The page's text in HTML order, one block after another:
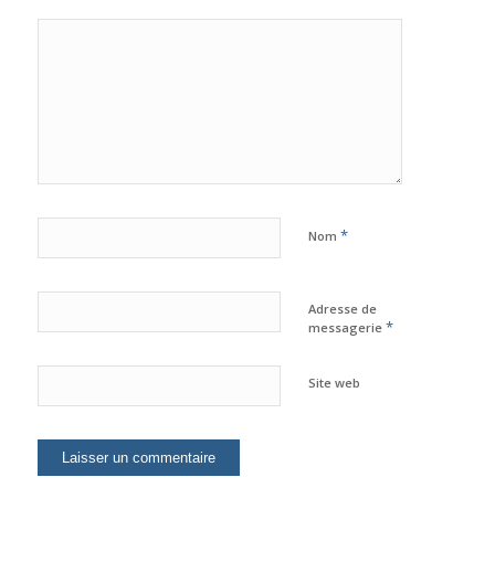
Nom *
Adresse de
messagerie *
Site web